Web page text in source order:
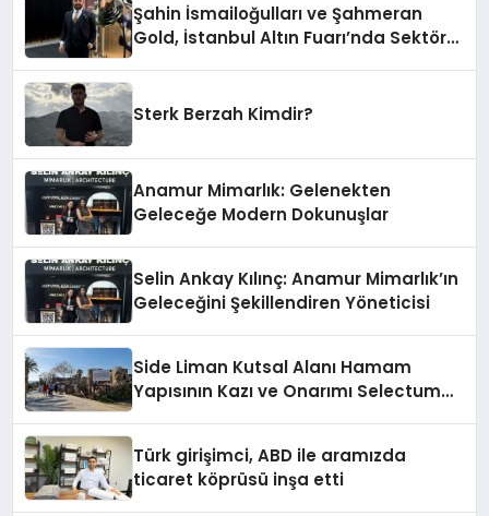
Şahin İsmailoğulları ve Şahmeran
Gold, İstanbul Altın Fuarı’nda Sektöre
Sterk Berzah Kimdir?
Anamur Mimarlık: Gelenekten
Geleceğe Modern Dokunuşlar
Selin Ankay Kılınç: Anamur Mimarlık’ın
Geleceğini Şekillendiren Yöneticisi
Side Liman Kutsal Alanı Hamam
Yapısının Kazı ve Onarımı Selectum
Türk girişimci, ABD ile aramızda
ticaret köprüsü inşa etti